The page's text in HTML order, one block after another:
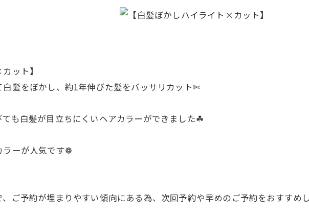
ット】
髪をぼかし、約1年伸びた髪をバッサリカット✄
も白髪が目立ちにくいヘアカラーができました☘︎
ラーが人気です❁
ご予約が埋まりやすい傾向にある為、次回予約や早めのご予約をおすすめ